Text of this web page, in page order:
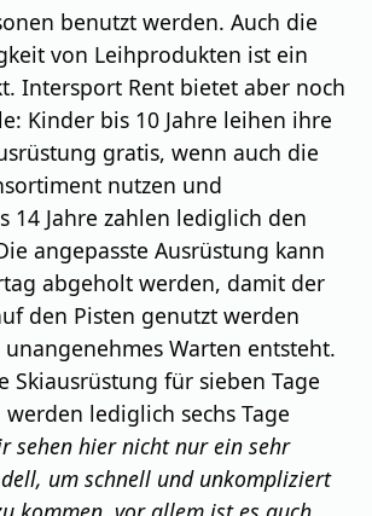
benutzt werden. Auch die
von Leihprodukten ist ein
Intersport Rent bietet aber noch
Kinder bis 10 Jahre leihen ihre
gratis, wenn auch die
nutzen und
14 Jahre zahlen lediglich den
angepasste Ausrüstung kann
abgeholt werden, damit der
den Pisten genutzt werden
Warten entsteht.
Skiausrüstung für sieben Tage
lediglich sechs Tage
sehen hier nicht nur ein sehr
um schnell und unkompliziert